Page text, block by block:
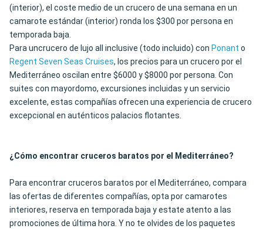
(interior), el coste medio de un crucero de una semana en un
camarote estándar (interior) ronda los $300 por persona en
temporada baja.
Para uncrucero de lujo all inclusive (todo incluido) con Ponant o
Regent Seven Seas Cruises, los precios para un crucero por el
Mediterráneo oscilan entre $6000 y $8000 por persona. Con
suites con mayordomo, excursiones incluidas y un servicio
excelente, estas compañías ofrecen una experiencia de crucero
excepcional en auténticos palacios flotantes.
¿Cómo encontrar cruceros baratos por el Mediterráneo?
Para encontrar cruceros baratos por el Mediterráneo, compara
las ofertas de diferentes compañías, opta por camarotes
interiores, reserva en temporada baja y estate atento a las
promociones de última hora. Y no te olvides de los paquetes